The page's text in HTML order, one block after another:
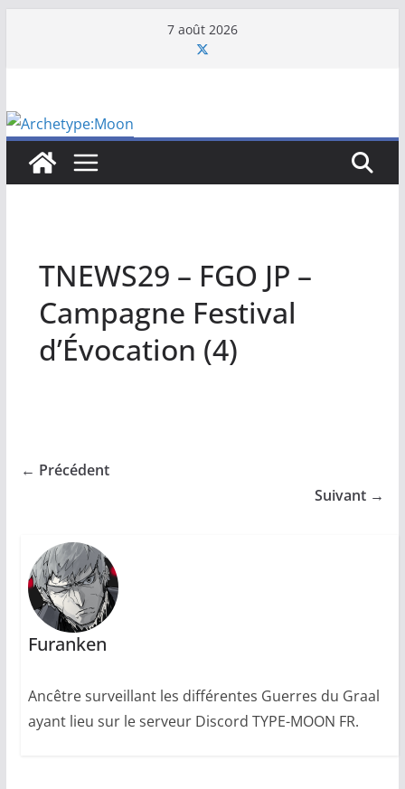
7 août 2026
TNEWS29 – FGO JP –
Campagne Festival
d’Évocation (4)
← Précédent
Suivant →
Furanken
Ancêtre surveillant les différentes Guerres du Graal
ayant lieu sur le serveur Discord TYPE-MOON FR.